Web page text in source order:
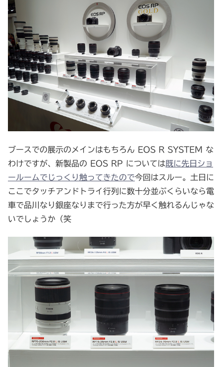
ブースでの展示のメインはもちろん EOS R SYSTEM な
わけですが、新製品の EOS RP については既に先日ショ
ールームでじっくり触ってきたので今回はスルー。土日に
ここでタッチアンドトライ行列に数十分並ぶくらいなら電
車で品川なり銀座なりまで行った方が早く触れるんじゃな
いでしょうか（笑